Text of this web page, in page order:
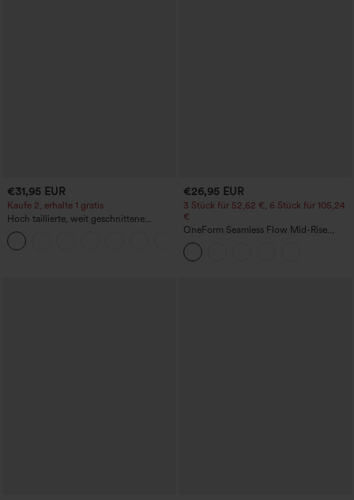
€31,95 EUR
Kaufe 2, erhalte 1 gratis
Hoch taillierte, weit geschnittene
Freizeithose aus Leinenmischung mit
Kordelzug und Taschen
€26,95 EUR
3 Stück für 52,62 €, 6 Stück für 105,24
€
OneForm Seamless Flow Mid-Rise
Yoga-Leggings - mittelhoher Bund,
bauchformend und mit Po-Lifting-
Effekt